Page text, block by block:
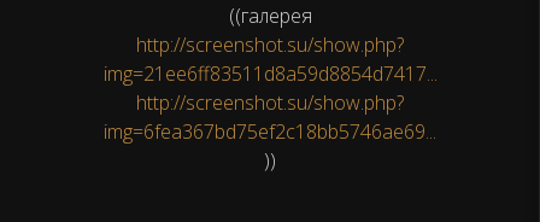
((галерея
http://screenshot.su/show.php?
img=21ee6ff83511d8a59d8854d7417...
http://screenshot.su/show.php?
img=6fea367bd75ef2c18bb5746ae69...
))